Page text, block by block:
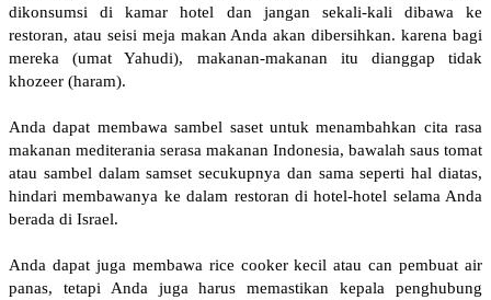
dikonsumsi di kamar hotel dan jangan sekali-kali dibawa ke
restoran, atau seisi meja makan Anda akan dibersihkan. karena bagi
mereka (umat Yahudi), makanan-makanan itu dianggap tidak
khozeer (haram).
Anda dapat membawa sambel saset untuk menambahkan cita rasa
makanan mediterania serasa makanan Indonesia, bawalah saus tomat
atau sambel dalam samset secukupnya dan sama seperti hal diatas,
hindari membawanya ke dalam restoran di hotel-hotel selama Anda
berada di Israel.
Anda dapat juga membawa rice cooker kecil atau can pembuat air
panas, tetapi Anda juga harus memastikan kepala penghubung